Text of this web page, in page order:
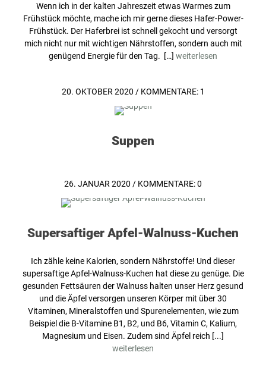
Wenn ich in der kalten Jahreszeit etwas Warmes zum
Frühstück möchte, mache ich mir gerne dieses Hafer-Power-
Frühstück. Der Haferbrei ist schnell gekocht und versorgt
mich nicht nur mit wichtigen Nährstoffen, sondern auch mit
genügend Energie für den Tag. […] weiterlesen
20. OKTOBER 2020 /KOMMENTARE: 1
Suppen
26. JANUAR 2020 / KOMMENTARE: 0
Supersaftiger Apfel-Walnuss-Kuchen
Ich zähle keine Kalorien, sondern Nährstoffe! Und dieser
supersaftige Apfel-Walnuss-Kuchen hat diese zu genüge. Die
gesunden Fettsäuren der Walnuss halten unser Herz gesund
und die Äpfel versorgen unseren Körper mit über 30
Vitaminen, Mineralstoffen und Spurenelementen, wie zum
Beispiel die B-Vitamine B1, B2, und B6, Vitamin C, Kalium,
Magnesium und Eisen. Zudem sind Äpfel reich [...]
weiterlesen